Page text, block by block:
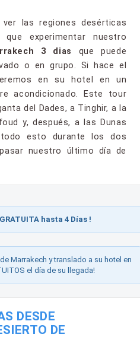
las regiones desérticas
que experimentar nuestro
3 dias
que puede
o en grupo. Si hace el
en su hotel en un
acondicionado. Este tour
del Dades, a Tinghir, a la
y, después, a las Dunas
todo esto durante los dos
nuestro último día de
hasta 4 Días !
Marrakech y translado a su hotel en
el día de su llegada!
DESDE
DE